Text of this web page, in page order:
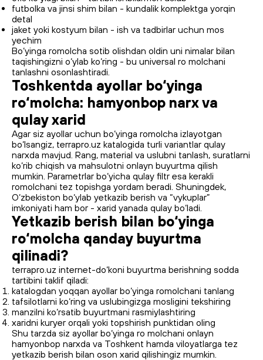
futbolka va jinsi shim bilan - kundalik komplektga yorqin
detal
jaket yoki kostyum bilan - ish va tadbirlar uchun mos
yechim
Bo‘yinga romolcha sotib olishdan oldin uni nimalar bilan
taqishingizni o‘ylab ko‘ring - bu universal ro molchani
tanlashni osonlashtiradi.
Toshkentda ayollar bo‘yinga
ro‘molcha: hamyonbop narx va
qulay xarid
Agar siz ayollar uchun bo‘yinga romolcha izlayotgan
bo‘lsangiz, terrapro.uz katalogida turli variantlar qulay
narxda mavjud. Rang, material va uslubni tanlash, suratlarni
ko‘rib chiqish va mahsulotni onlayn buyurtma qilish
mumkin. Parametrlar bo‘yicha qulay filtr esa kerakli
romolchani tez topishga yordam beradi. Shuningdek,
O‘zbekiston bo‘ylab yetkazib berish va “vykuplar”
imkoniyati ham bor - xarid yanada qulay bo‘ladi.
Yetkazib berish bilan bo‘yinga
ro‘molcha qanday buyurtma
qilinadi?
terrapro.uz internet-do‘koni buyurtma berishning sodda
tartibini taklif qiladi:
katalogdan yoqqan ayollar bo‘yinga romolchani tanlang
tafsilotlarni ko‘ring va uslubingizga mosligini tekshiring
manzilni ko‘rsatib buyurtmani rasmiylashtiring
xaridni kuryer orqali yoki topshirish punktidan oling
Shu tarzda siz ayollar bo‘yinga ro molchani onlayn
hamyonbop narxda va Toshkent hamda viloyatlarga tez
yetkazib berish bilan oson xarid qilishingiz mumkin.